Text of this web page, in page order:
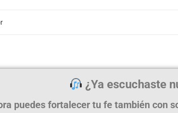
¿Ya escuchaste
puedes fortalecer tu fe también con